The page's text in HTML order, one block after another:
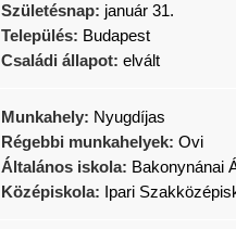
Születésnap: január 31.
Település: Budapest
Családi állapot: elvált
Munkahely: Nyugdíjas
Régebbi munkahelyek: Ovi
Általános iskola: Bakonynánai
Középiskola: Ipari